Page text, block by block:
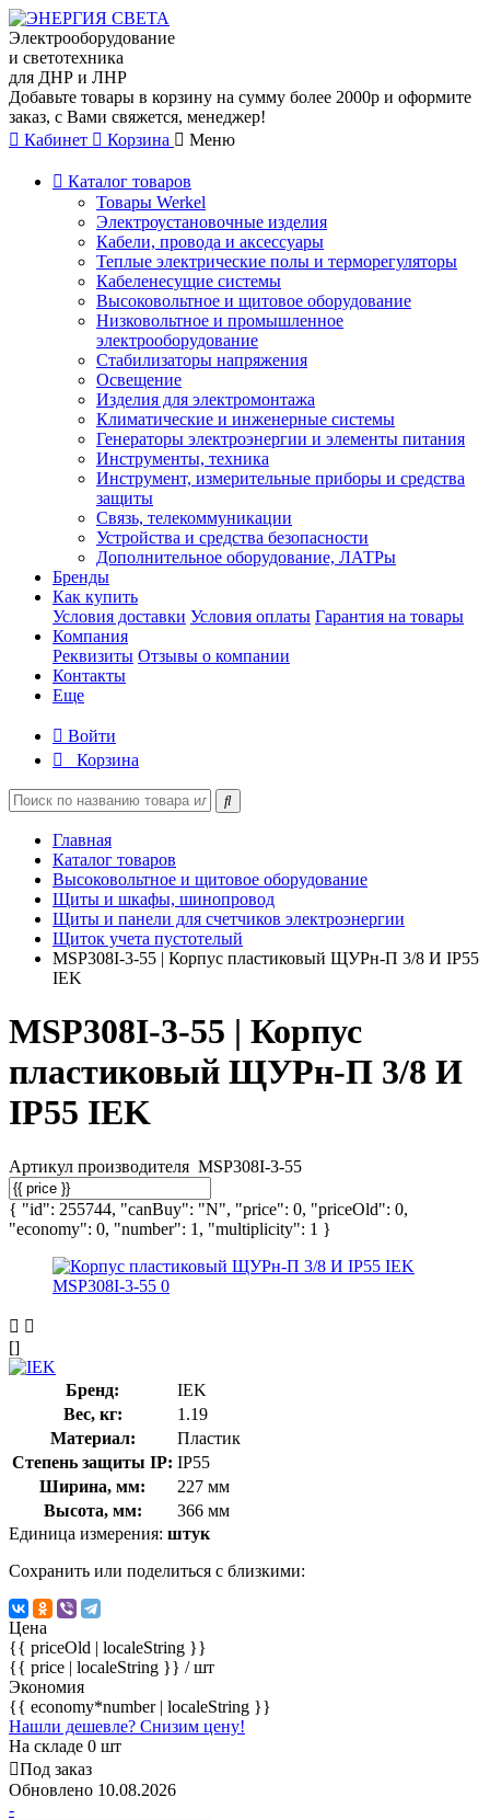
Электрооборудование
и светотехника
для ДНР и ЛНР
Добавьте товары в корзину на сумму более 2000р и оформите
заказ, с Вами свяжется, менеджер!
Кабинет
Корзина Меню
Каталог товаров
Товары Werkel
Электроустановочные изделия
Кабели, провода и аксессуары
Теплые электрические полы и терморегуляторы
Кабеленесущие системы
Высоковольтное и щитовое оборудование
Низковольтное и промышленное
электрооборудование
Стабилизаторы напряжения
Освещение
Изделия для электромонтажа
Климатические и инженерные системы
Генераторы электроэнергии и элементы питания
Инструменты, техника
Инструмент, измерительные приборы и средства
защиты
Связь, телекоммуникации
Устройства и средства безопасности
Дополнительное оборудование, ЛАТРы
Бренды
Как купить
Условия доставки Условия оплаты Гарантия на товары
Компания
Реквизиты Отзывы о компании
Контакты
Еще
Войти
Корзина
Главная
Каталог товаров
Высоковольтное и щитовое оборудование
Щиты и шкафы, шинопровод
Щиты и панели для счетчиков электроэнергии
Щиток учета пустотелый
MSP308I-3-55 | Корпус пластиковый ЩУРн-П 3/8 И IP55
IEK
MSP308I-3-55 | Корпус
пластиковый ЩУРн-П 3/8 И
IP55 IEK
Артикул производителя MSP308I-3-55
{ "id": 255744, "canBuy": "N", "price": 0, "priceOld": 0,
"economy": 0, "number": 1, "multiplicity": 1 }
[]
Бренд:
IEK
Вес, кг:
1.19
Материал:
Пластик
Степень защиты IP: IP55
Ширина, мм:
227 мм
Высота, мм:
366 мм
Единица измерения: штук
Сохранить или поделиться с близкими:
Цена
{{ priceOld | localeString }}
{{ price | localeString }} / шт
Экономия
{{ economy*number | localeString }}
Нашли дешевле? Снизим цену!
На складе 0 шт
Под заказ
Обновлено 10.08.2026
-